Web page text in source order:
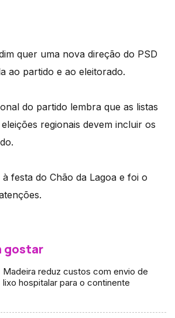
quer uma nova direção do PSD
ao partido e ao eleitorado.
do partido lembra que as listas
regionais devem incluir os
festa do Chão da Lagoa e foi o
gostar
Madeira reduz custos com envio de
lixo hospitalar para o continente